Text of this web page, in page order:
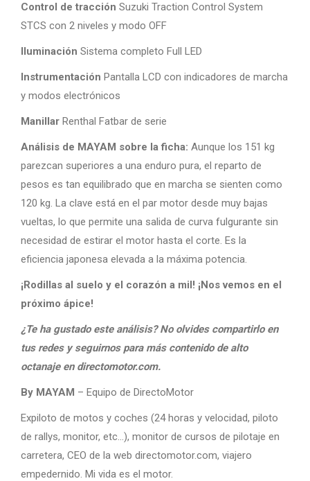
Control de tracción Suzuki Traction Control System
STCS con 2 niveles y modo OFF
Iluminación Sistema completo Full LED
Instrumentación Pantalla LCD con indicadores de marcha
y modos electrónicos
Manillar Renthal Fatbar de serie
Análisis de MAYAM sobre la ficha: Aunque los 151 kg
parezcan superiores a una enduro pura, el reparto de
pesos es tan equilibrado que en marcha se sienten como
120 kg. La clave está en el par motor desde muy bajas
vueltas, lo que permite una salida de curva fulgurante sin
necesidad de estirar el motor hasta el corte. Es la
eficiencia japonesa elevada a la máxima potencia.
¡Rodillas al suelo y el corazón a mil! ¡Nos vemos en el
próximo ápice!
¿Te ha gustado este análisis? No olvides compartirlo en
tus redes y seguirnos para más contenido de alto
octanaje en directomotor.com.
By MAYAM – Equipo de DirectoMotor
Expiloto de motos y coches (24 horas y velocidad, piloto
de rallys, monitor, etc…), monitor de cursos de pilotaje en
carretera, CEO de la web directomotor.com, viajero
empedernido. Mi vida es el motor.